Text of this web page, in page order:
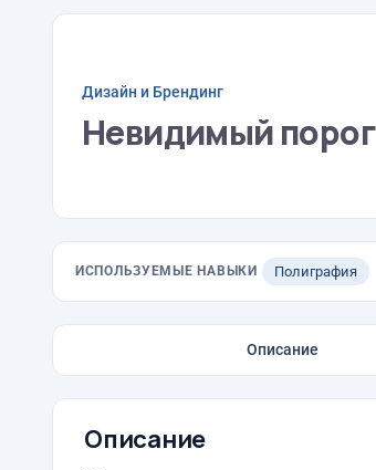
Дизайн и Брендинг
Невидимый порог
ИСПОЛЬЗУЕМЫЕ НАВЫКИ Полиграфия
Описание
Описание